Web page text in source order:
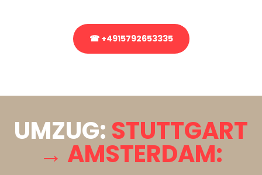
☎ +4915792653335
UMZUG: STUTTGART
→ AMSTERDAM: